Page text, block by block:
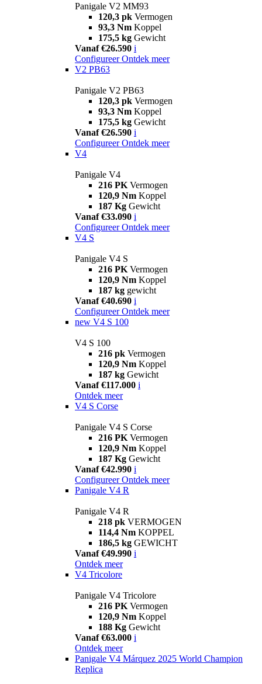
Panigale V2 MM93
120,3 pk Vermogen
93,3 Nm Koppel
175,5 kg Gewicht
Vanaf €26.590 i
Configureer Ontdek meer
V2 PB63
Panigale V2 PB63
120,3 pk Vermogen
93,3 Nm Koppel
175,5 kg Gewicht
Vanaf €26.590 i
Configureer Ontdek meer
V4
Panigale V4
216 PK Vermogen
120,9 Nm Koppel
187 Kg Gewicht
Vanaf €33.090 i
Configureer Ontdek meer
V4 S
Panigale V4 S
216 PK Vermogen
120,9 Nm Koppel
187 kg gewicht
Vanaf €40.690 i
Configureer Ontdek meer
new V4 S 100
V4 S 100
216 pk Vermogen
120,9 Nm Koppel
187 kg Gewicht
Vanaf €117.000 i
Ontdek meer
V4 S Corse
Panigale V4 S Corse
216 PK Vermogen
120,9 Nm Koppel
187 Kg Gewicht
Vanaf €42.990 i
Configureer Ontdek meer
Panigale V4 R
Panigale V4 R
218 pk VERMOGEN
114,4 Nm KOPPEL
186,5 kg GEWICHT
Vanaf €49.990 i
Ontdek meer
V4 Tricolore
Panigale V4 Tricolore
216 PK Vermogen
120,9 Nm Koppel
188 Kg Gewicht
Vanaf €63.000 i
Ontdek meer
Panigale V4 Márquez 2025 World Champion
Replica